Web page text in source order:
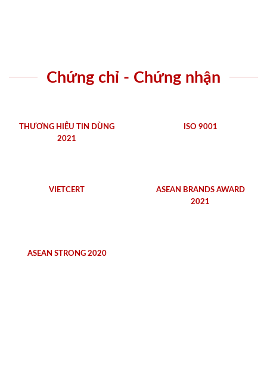
Chứng chỉ - Chứng nhận
THƯƠNG HIỆU TIN DÙNG
2021
ISO 9001
VIETCERT
ASEAN BRANDS AWARD
2021
ASEAN STRONG 2020